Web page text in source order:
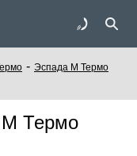
- Эспада М Термо
М Термо